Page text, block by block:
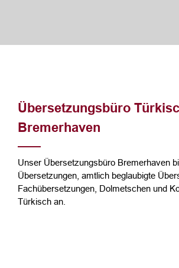
Übersetzungsbüro
Bremerhaven
Unser Übersetzungsbüro Bremerhaven
Übersetzungen, amtlich beglaubigte
Fachübersetzungen, Dolmetschen und
Türkisch an.